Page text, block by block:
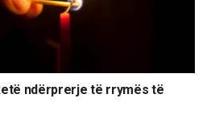
ndërprerje të rrymës të